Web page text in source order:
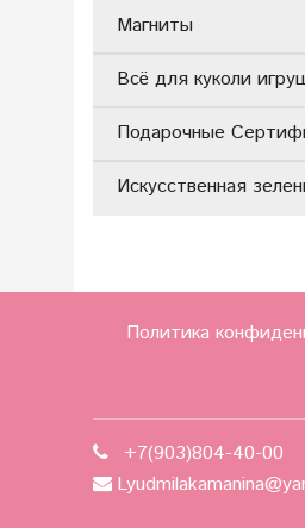
Магниты
Всё для куколи
Подарочные
Искусственная
Политика
+7(903)804-40-00